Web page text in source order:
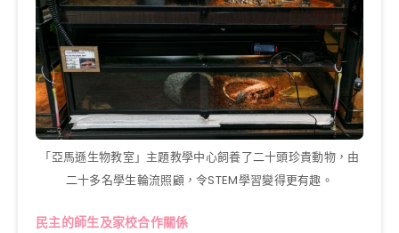
「亞馬遜生物教室」主題教學中心飼養了二十頭珍貴動物，由
二十多名學生輪流照顧，令STEM學習變得更有趣。
民主的師生及家校合作關係